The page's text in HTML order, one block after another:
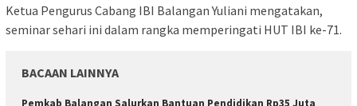
Ketua Pengurus Cabang IBI Balangan Yuliani mengatakan,
seminar sehari ini dalam rangka memperingati HUT IBI ke-71.
BACAAN LAINNYA
Pemkab Balangan Salurkan Bantuan Pendidikan Rp35 Juta